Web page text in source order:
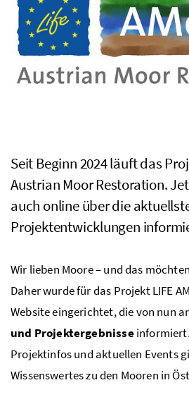
Seit Beginn 2024 läuft das
Austrian Moor Restoration.
auch online über die
Projektentwicklungen
Wir lieben Moore – und das
Daher wurde für das Projekt LIFE
Website eingerichtet, die von nun
und Projektergebnisseinformiert.
Projektinfos und aktuellen Events
Wissenswertes zu den Mooren in